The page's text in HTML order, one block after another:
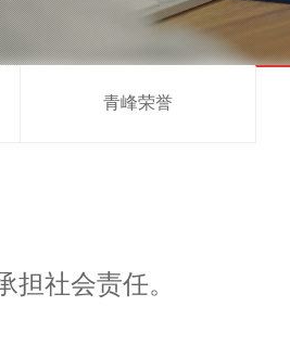
青峰荣誉
社会责任。